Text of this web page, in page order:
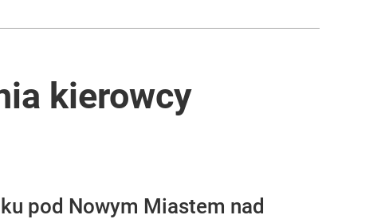
kierowcy
pod Nowym Miastem nad